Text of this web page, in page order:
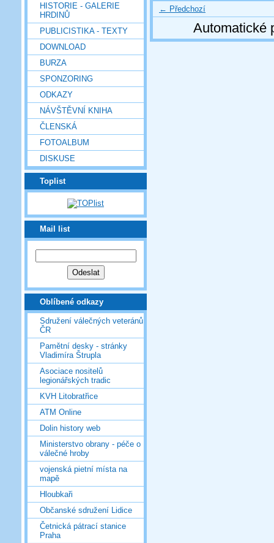
HISTORIE - GALERIE
HRDINŮ
PUBLICISTIKA - TEXTY
DOWNLOAD
BURZA
SPONZORING
ODKAZY
NÁVŠTĚVNÍ KNIHA
ČLENSKÁ
FOTOALBUM
DISKUSE
Toplist
Mail list
Oblíbené odkazy
Sdružení válečných veteránů
ČR
Pamětní desky - stránky
Vladimíra Štrupla
Asociace nositelů
legionářských tradic
KVH Litobratřice
ATM Online
Dolin history web
Ministerstvo obrany - péče o
válečné hroby
vojenská pietní místa na
mapě
Hloubkaři
Občanské sdružení Lidice
Četnická pátrací stanice
Praha
← Předchozí
Automatické